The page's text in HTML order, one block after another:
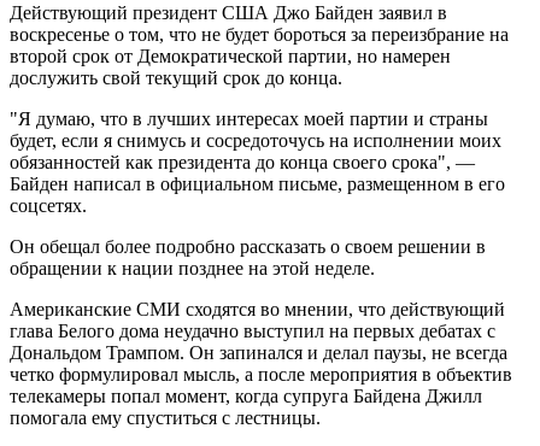
Действующий президент США Джо Байден заявил в
воскресенье о том, что не будет бороться за переизбрание на
второй срок от Демократической партии, но намерен
дослужить свой текущий срок до конца.
"Я думаю, что в лучших интересах моей партии и страны
будет, если я снимусь и сосредоточусь на исполнении моих
обязанностей как президента до конца своего срока", —
Байден написал в официальном письме, размещенном в его
соцсетях.
Он обещал более подробно рассказать о своем решении в
обращении к нации позднее на этой неделе.
Американские СМИ сходятся во мнении, что действующий
глава Белого дома неудачно выступил на первых дебатах с
Дональдом Трампом. Он запинался и делал паузы, не всегда
четко формулировал мысль, а после мероприятия в объектив
телекамеры попал момент, когда супруга Байдена Джилл
помогала ему спуститься с лестницы.